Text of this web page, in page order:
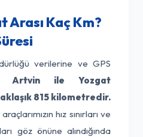
Arası Kaç Km?
verilerine ve GPS
Artvin ile Yozgat
815 kilometredir.
hız sınırları ve
göz önüne alındığında